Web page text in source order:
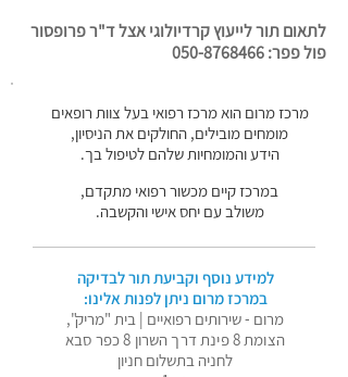
לתאום תור לייעוץ קרדיולוגי אצל ד"ר פרופסור
פול פפר:050-8768466
מרכז מרום הוא מרכז רפואי בעל צוות רופאים
מומחים מובילים, החולקים את הניסיון,
הידע והמומחיות שלהם לטיפול בך.
במרכז קיים מכשור רפואי מתקדם,
משולב עם יחס אישי והקשבה.
למידע נוסף וקביעת תור לבדיקה
במרכז מרום ניתן לפנות אלינו:
מרום - שירותים רפואיים | בית "מריק",
הצומת 8 פינת דרך השרון 8 כפר סבא
לחניה בתשלום חניון